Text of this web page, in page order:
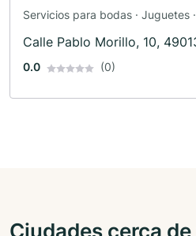
Servicios para bodas · Juguetes
Calle Pablo Morillo, 10,
0.0 (0)
Ciudades cerca